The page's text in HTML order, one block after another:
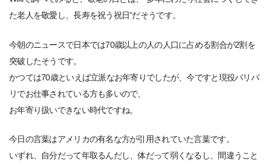
た老人を敬愛し、長寿を祝う祝日”だそうです。
今朝のニュースで日本では70歳以上の人の人口に占める割合が2割を
突破したそうです。
かつては70歳といえば立派なお年寄りでしたが、今ですと現役バリバ
リでお仕事されている方も多いので、
お年寄り扱いできない時代ですね。
今日の言葉はアメリカの有名な方が引用されていた言葉です。
いずれ、自分だって年取るんだし、体だって弱くなるし、間違うこと